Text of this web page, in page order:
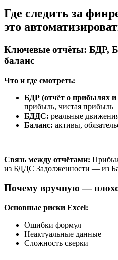
Где следить за
это
Ключевые отчёты: БДР,
баланс
Что и где смотреть:
БДР (отчёт о прибылях
прибыль, чистая прибыль
БДДС: реальные
Баланс: активы,
Связь между отчётами:
из БДДС Задолженности — из
Почему вручную —
Основные риски Excel:
Ошибки формул
Неактуальные данные
Сложность сверки